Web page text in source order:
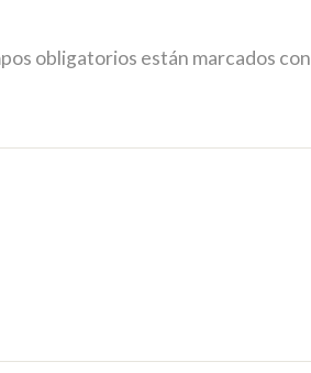
obligatorios están marcados con